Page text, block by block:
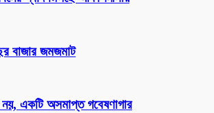
বাজার জমজমাট
নয়, একটি অসমাপ্ত গবেষণাগার